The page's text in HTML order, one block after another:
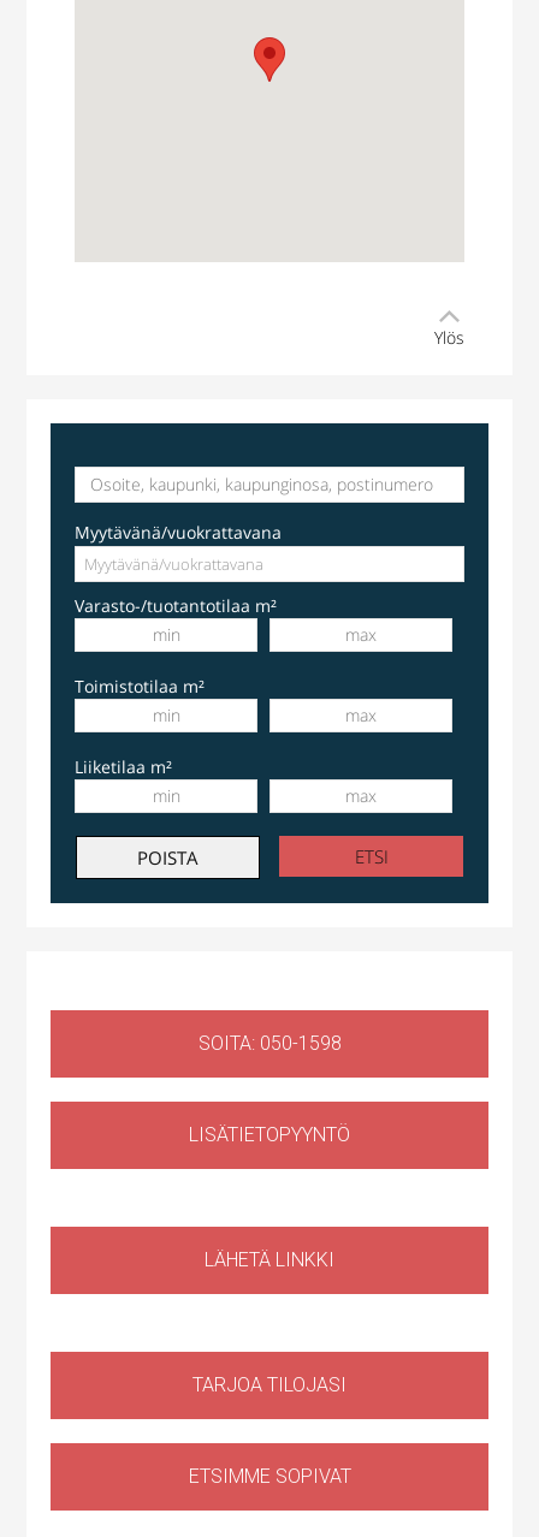
Ylös
Myytävänä/vuokrattavana
Varasto-/tuotantotilaa m²
Toimistotilaa m²
Liiketilaa m²
SOITA: 050-1598
LISÄTIETOPYYNTÖ
LÄHETÄ LINKKI
TARJOA TILOJASI
ETSIMME SOPIVAT
Kuninkaalantie 19, Vantaa, Suomi, Kuninkaala
Liiketila,Huoltotila